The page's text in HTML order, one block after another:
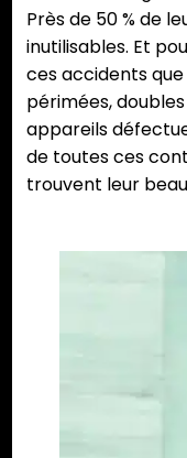
Près de 50 % de
inutilisables. Et
ces accidents
périmées,
appareils
de toutes ces
trouvent leur